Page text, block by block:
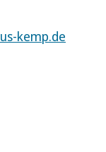
kemp.de